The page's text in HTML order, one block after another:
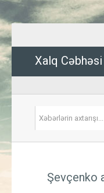
Xalq Cəbhəsi
Şevçenko